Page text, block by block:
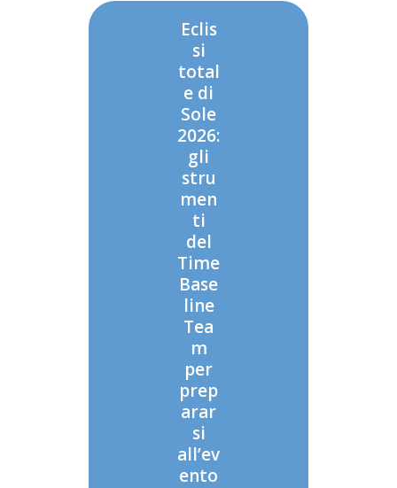
Eclis
si
total
e di
Sole
2026:
gli
stru
men
ti
del
Time
Base
line
Tea
m
per
prep
arar
si
all’ev
ento